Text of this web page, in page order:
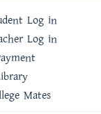
Log in
Log in
Mates